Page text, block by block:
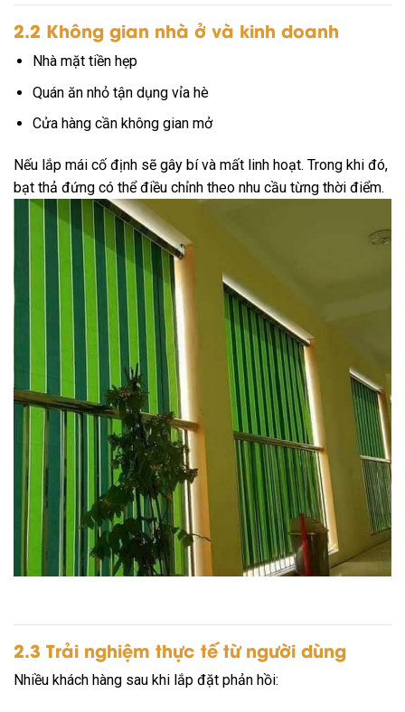
2.2 Không gian nhà ở và kinh doanh
Nhà mặt tiền hẹp
Quán ăn nhỏ tận dụng vỉa hè
Cửa hàng cần không gian mở
Nếu lắp mái cố định sẽ gây bí và mất linh hoạt. Trong khi đó,
bạt thả đứng có thể điều chỉnh theo nhu cầu từng thời điểm.
2.3 Trải nghiệm thực tế từ người dùng
Nhiều khách hàng sau khi lắp đặt phản hồi: